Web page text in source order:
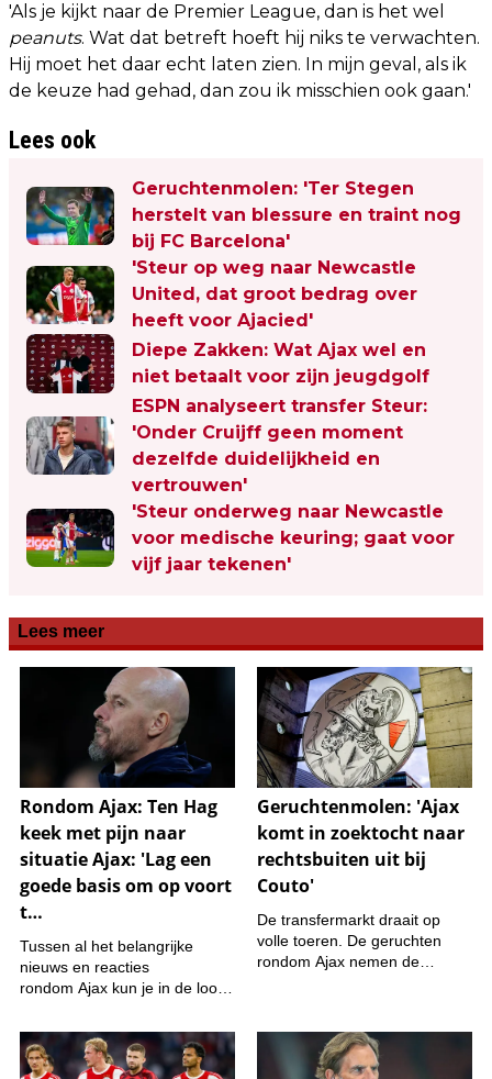
'Als je kijkt naar de Premier League, dan is het wel
peanuts. Wat dat betreft hoeft hij niks te verwachten.
Hij moet het daar echt laten zien. In mijn geval, als ik
de keuze had gehad, dan zou ik misschien ook gaan.'
Lees ook
Geruchtenmolen: 'Ter Stegen
herstelt van blessure en traint nog
bij FC Barcelona'
'Steur op weg naar Newcastle
United, dat groot bedrag over
heeft voor Ajacied'
Diepe Zakken: Wat Ajax wel en
niet betaalt voor zijn jeugdgolf
ESPN analyseert transfer Steur:
'Onder Cruijff geen moment
dezelfde duidelijkheid en
vertrouwen'
'Steur onderweg naar Newcastle
voor medische keuring; gaat voor
vijf jaar tekenen'